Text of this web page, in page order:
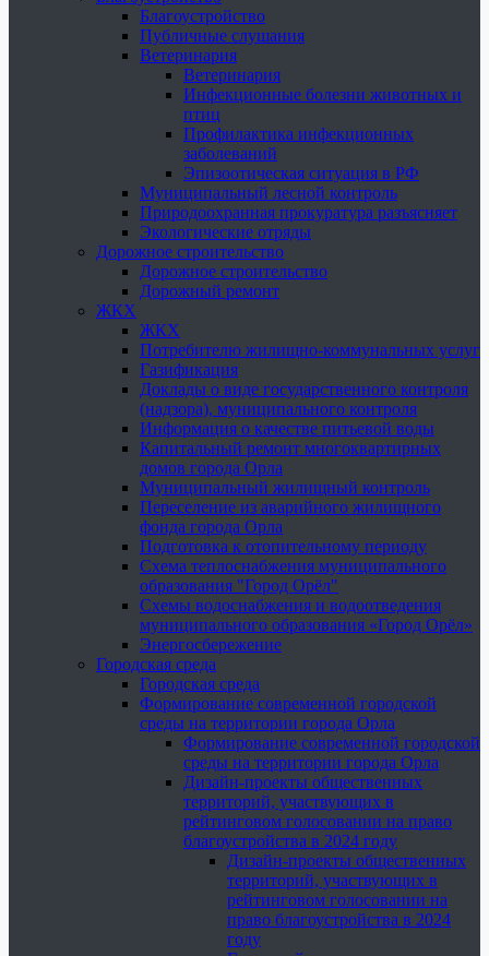
Благоустройство
Публичные слушания
Ветеринария
Ветеринария
Инфекционные болезни животных и
птиц
Профилактика инфекционных
заболеваний
Эпизоотическая ситуация в РФ
Муниципальный лесной контроль
Природоохранная прокуратура разъясняет
Экологические отряды
Дорожное строительство
Дорожное строительство
Дорожный ремонт
ЖКХ
ЖКХ
Потребителю жилищно-коммунальных услуг
Газификация
Доклады о виде государственного контроля
(надзора), муниципального контроля
Информация о качестве питьевой воды
Капитальный ремонт многоквартирных
домов города Орла
Муниципальный жилищный контроль
Переселение из аварийного жилищного
фонда города Орла
Подготовка к отопительному периоду
Схема теплоснабжения муниципального
образования "Город Орёл"
Схемы водоснабжения и водоотведения
муниципального образования «Город Орёл»
Энергосбережение
Городская среда
Городская среда
Формирование современной городской
среды на территории города Орла
Формирование современной городской
среды на территории города Орла
Дизайн-проекты общественных
территорий, участвующих в
рейтинговом голосовании на право
благоустройства в 2024 году
Дизайн-проекты общественных
территорий, участвующих в
рейтинговом голосовании на
право благоустройства в 2024
году